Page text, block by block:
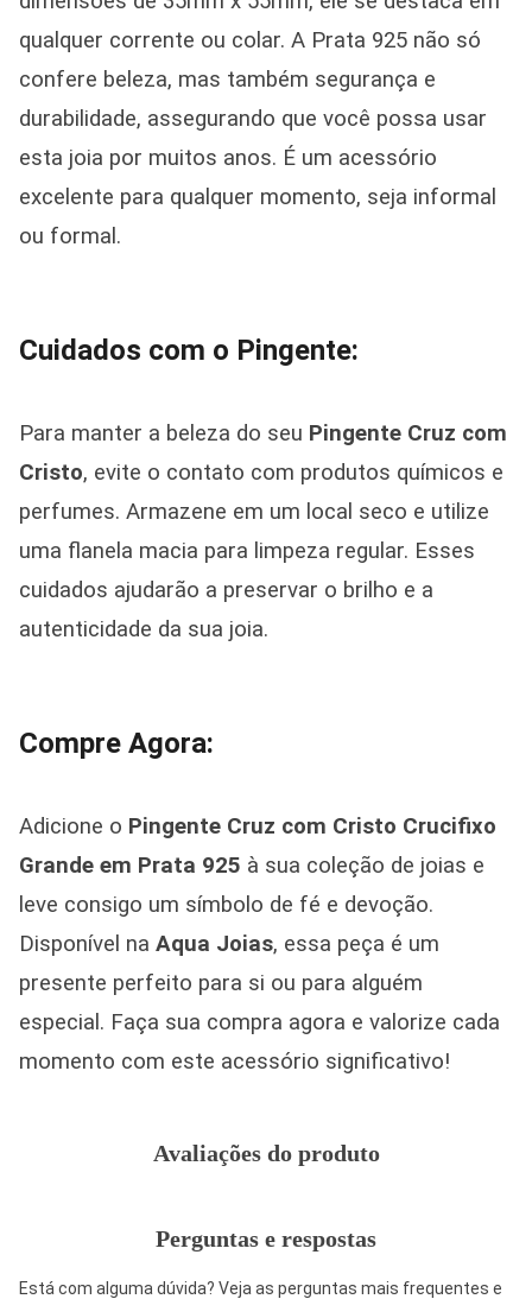
qualquer corrente ou colar. A Prata 925 não só
confere beleza, mas também segurança e
durabilidade, assegurando que você possa usar
esta joia por muitos anos. É um acessório
excelente para qualquer momento, seja informal
ou formal.
Cuidados com o Pingente:
Para manter a beleza do seu Pingente Cruz com
Cristo, evite o contato com produtos químicos e
perfumes. Armazene em um local seco e utilize
uma flanela macia para limpeza regular. Esses
cuidados ajudarão a preservar o brilho e a
autenticidade da sua joia.
Compre Agora:
Adicione o Pingente Cruz com Cristo Crucifixo
Grande em Prata 925 à sua coleção de joias e
leve consigo um símbolo de fé e devoção.
Disponível na Aqua Joias, essa peça é um
presente perfeito para si ou para alguém
especial. Faça sua compra agora e valorize cada
momento com este acessório significativo!
Avaliações do produto
Perguntas e respostas
Está com alguma dúvida? Veja as perguntas mais frequentes e